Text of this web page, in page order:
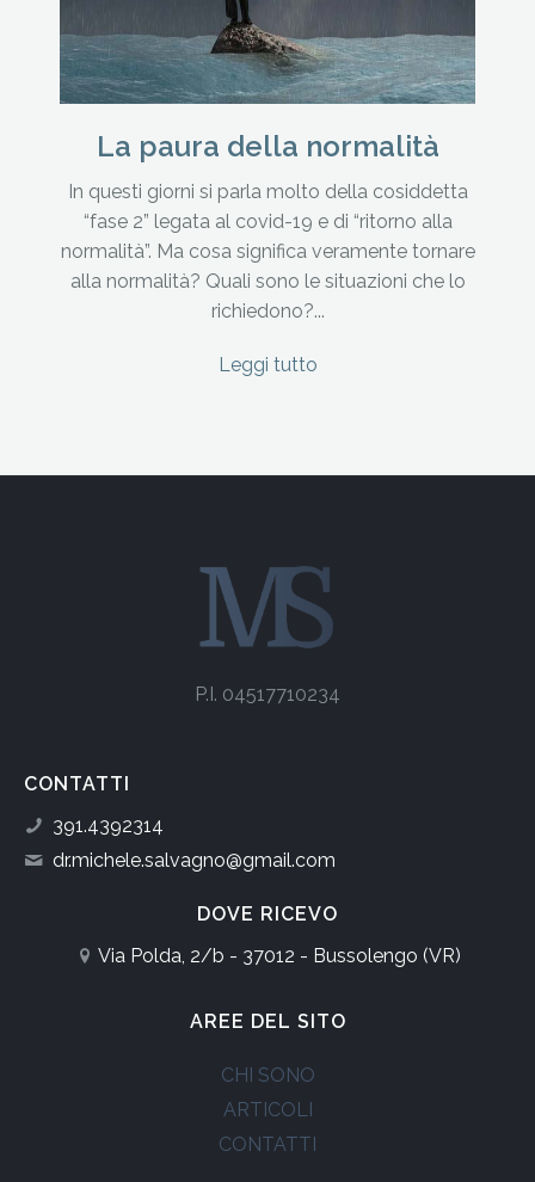
La paura della normalità
In questi giorni si parla molto della cosiddetta
“fase 2” legata al covid-19 e di “ritorno alla
normalità”. Ma cosa significa veramente tornare
alla normalità? Quali sono le situazioni che lo
richiedono?...
Leggi tutto
P.I. 04517710234
CONTATTI
391.4392314
dr.michele.salvagno@gmail.com
DOVE RICEVO
Via Polda, 2/b - 37012 - Bussolengo (VR)
AREE DEL SITO
CHI SONO
ARTICOLI
CONTATTI